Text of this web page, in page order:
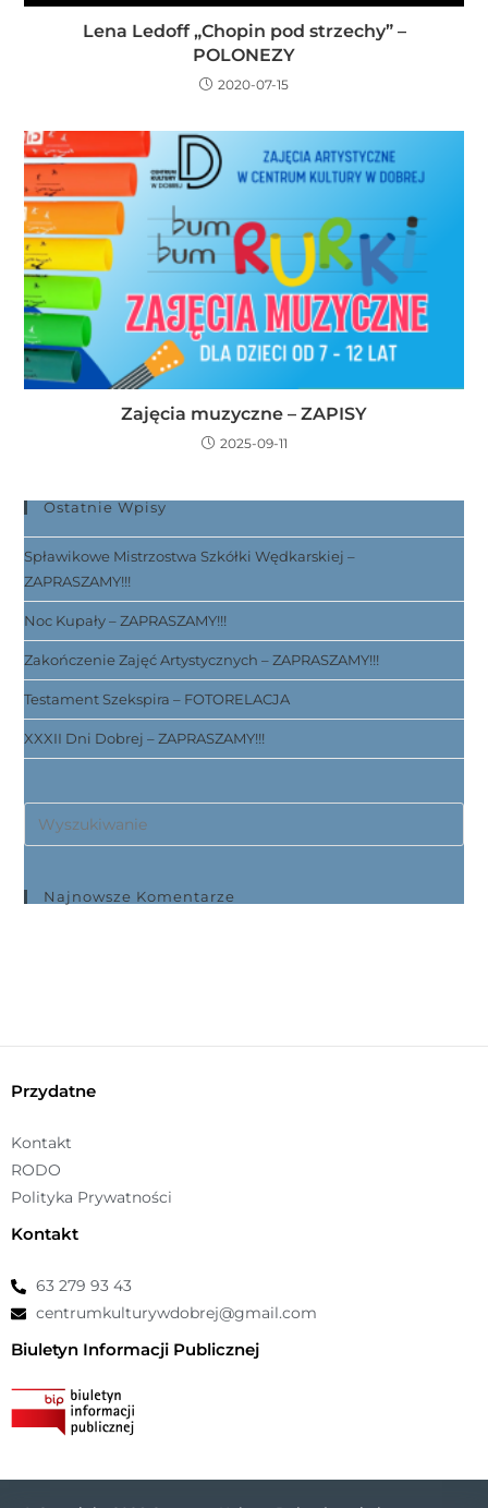
Lena Ledoff „Chopin pod strzechy” –
POLONEZY
2020-07-15
Zajęcia muzyczne – ZAPISY
2025-09-11
Ostatnie Wpisy
Spławikowe Mistrzostwa Szkółki Wędkarskiej –
ZAPRASZAMY!!!
Noc Kupały – ZAPRASZAMY!!!
Zakończenie Zajęć Artystycznych – ZAPRASZAMY!!!
Testament Szekspira – FOTORELACJA
XXXII Dni Dobrej – ZAPRASZAMY!!!
Najnowsze Komentarze
Przydatne
Kontakt
RODO
Polityka Prywatności
Kontakt
63 279 93 43
centrumkulturywdobrej@gmail.com
Biuletyn Informacji Publicznej